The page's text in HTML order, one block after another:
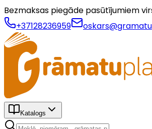
Bezmaksas piegāde pasūtījumiem
+37128236959
Katalogs